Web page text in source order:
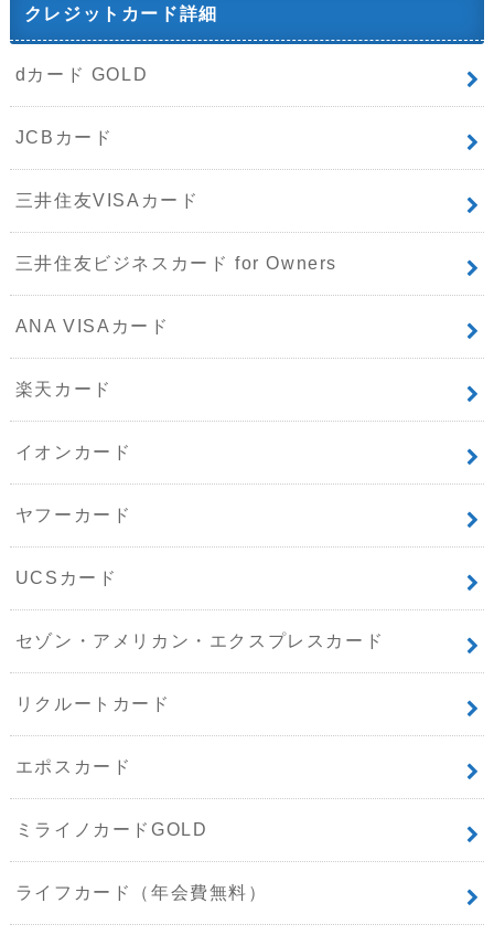
クレジットカード詳細
dカード GOLD
JCBカード
三井住友VISAカード
三井住友ビジネスカード for Owners
ANA VISAカード
楽天カード
イオンカード
ヤフーカード
UCSカード
セゾン・アメリカン・エクスプレスカード
リクルートカード
エポスカード
ミライノカードGOLD
ライフカード（年会費無料）